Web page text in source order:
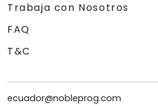
Trabaja con Nosotros
FAQ
T&C
ecuador@nobleprog.com